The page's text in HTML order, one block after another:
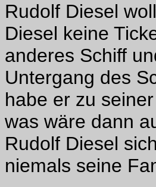
Rudolf Diesel
Diesel keine
anderes Schiff
Untergang des
habe er zu
was wäre dann
Rudolf Diesel
niemals seine